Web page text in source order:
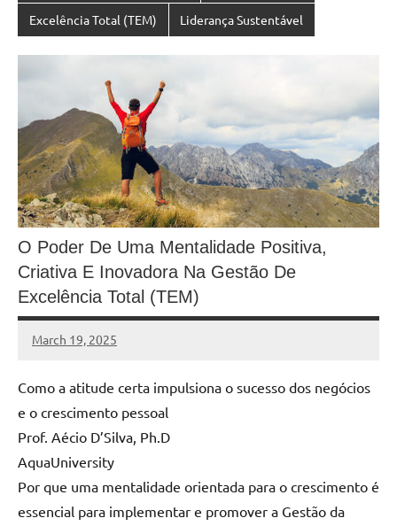
Excelência Total (TEM) Liderança Sustentável
O Poder De Uma Mentalidade Positiva,
Criativa E Inovadora Na Gestão De
Excelência Total (TEM)
March 19, 2025
MyBelo
No
Como a atitude certa impulsiona o sucesso dos negócios
e o crescimento pessoal
Prof. Aécio D’Silva, Ph.D
AquaUniversity
Por que uma mentalidade orientada para o crescimento é
essencial para implementar e promover a Gestão da